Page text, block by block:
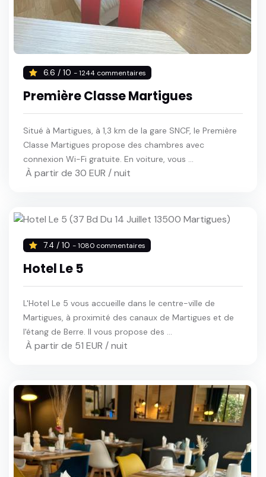
6.6 / 10 - 1244 commentaires
Première Classe Martigues
Situé à Martigues, à 1,3 km de la gare SNCF, le Première
Classe Martigues propose des chambres avec
connexion Wi-Fi gratuite. En voiture, vous ...
À partir de 30 EUR / nuit
7.4 / 10 - 1080 commentaires
Hotel Le 5
L'Hotel Le 5 vous accueille dans le centre-ville de
Martigues, à proximité des canaux de Martigues et de
l'étang de Berre. Il vous propose des ...
À partir de 51 EUR / nuit